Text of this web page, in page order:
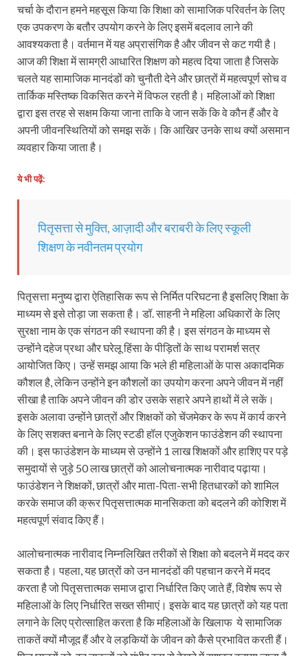
चर्चा के दौरान हमने महसूस किया कि शिक्षा को सामाजिक परिवर्तन के लिए
एक उपकरण के बतौर उपयोग करने के लिए इसमें बदलाव लाने की
आवश्यकता है। वर्तमान में यह अप्रासंगिक है और जीवन से कट गयी है।
आज की शिक्षा में सामग्री आधारित शिक्षण को महत्व दिया जाता है जिसके
चलते यह सामाजिक मानदंडों को चुनौती देने और छात्रों में महत्वपूर्ण सोच व
तार्किक मस्तिष्‍क विकसित करने में विफल रहती है। महिलाओं को शिक्षा
द्वारा इस तरह से सक्षम किया जाना ताकि वे जान सकें कि वे कौन हैं और वे
अपनी जीवनस्थितियों को समझ सकें। कि आखिर उनके साथ क्‍यों असमान
व्यवहार किया जाता है।
ये भी पढ़ें:
पितृसत्ता से मुक्ति, आज़ादी और बराबरी के लिए स्कूली
शिक्षण के नवीनतम प्रयोग
पितृसत्ता मनुष्‍य द्वारा ऐतिहासिक रूप से निर्मित परिघटना है इसलिए शिक्षा के
माध्यम से इसे तोड़ा जा सकता है। डॉ. साहनी ने महिला अधिकारों के लिए
सुरक्षा नाम के एक संगठन की स्थापना की है। इस संगठन के माध्यम से
उन्होंने दहेज प्रथा और घरेलू हिंसा के पीड़ितों के साथ परामर्श सत्र
आयोजित किए। उन्‍हें समझ आया कि भले ही महिलाओं के पास अकादमिक
कौशल है, लेकिन उन्होंने इन कौशलों का उपयोग करना अपने जीवन में नहीं
सीखा है ताकि अपने जीवन की डोर उसके सहारे अपने हाथों में ले सकें।
इसके अलावा उन्होंने छात्रों और शिक्षकों को चेंजमेकर के रूप में कार्य करने
के लिए सशक्त बनाने के लिए स्टडी हॉल एजुकेशन फाउंडेशन की स्थापना
की। इस फाउंडेशन के माध्यम से उन्होंने 1 लाख शिक्षकों और हाशिए पर पड़े
समुदायों से जुड़े 50 लाख छात्रों को आलोचनात्‍मक नारीवाद पढ़ाया।
फाउंडेशन ने शिक्षकों, छात्रों और माता-पिता-सभी हितधारकों को शामिल
करके समाज की क्रूर पितृसत्तात्मक मानसिकता को बदलने की कोशिश में
महत्वपूर्ण संवाद किए हैं।
आलोचनात्‍मक नारीवाद निम्नलिखित तरीकों से शिक्षा को बदलने में मदद कर
सकता है। पहला, यह छात्रों को उन मानदंडों की पहचान करने में मदद
करता है जो पितृसत्तात्मक समाज द्वारा निर्धारित किए जाते हैं, विशेष रूप से
महिलाओं के लिए निर्धारित सख्त सीमाएं। इसके बाद यह छात्रों को यह पता
लगाने के लिए प्रोत्साहित करता है कि महिलाओं के खिलाफ ये सामाजिक
ताकतें क्यों मौजूद हैं और वे लड़कियों के जीवन को कैसे प्रभावित करती हैं।